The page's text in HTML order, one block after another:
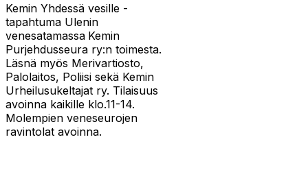
Kemin Yhdessä vesille -
tapahtuma Ulenin
venesatamassa Kemin
Purjehdusseura ry:n toimesta.
Läsnä myös Merivartiosto,
Palolaitos, Poliisi sekä Kemin
Urheilusukeltajat ry. Tilaisuus
avoinna kaikille klo.11-14.
Molempien veneseurojen
ravintolat avoinna.